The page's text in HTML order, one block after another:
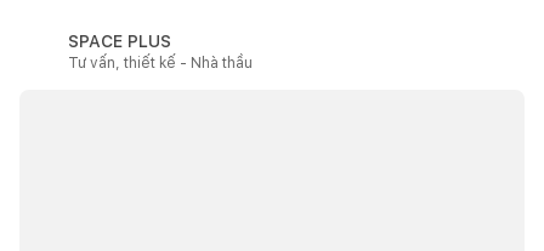
SPACE PLUS
Tư vấn, thiết kế - Nhà thầu